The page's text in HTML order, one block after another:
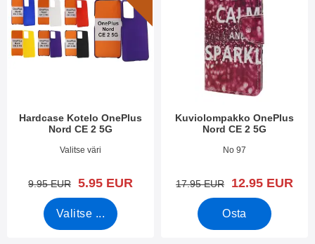
Hardcase Kotelo OnePlus
Nord CE 2 5G
Tuote.nro 43612
Valitse väri
vanha hinta
9.95 EUR uusi hinta
5.95 EUR
Valitse ...
Kuviolompakko OnePlus
Nord CE 2 5G
Tuote.nro 43630
No 97
vanha hinta
17.95 EUR uusi hinta
12.95 EUR
Osta